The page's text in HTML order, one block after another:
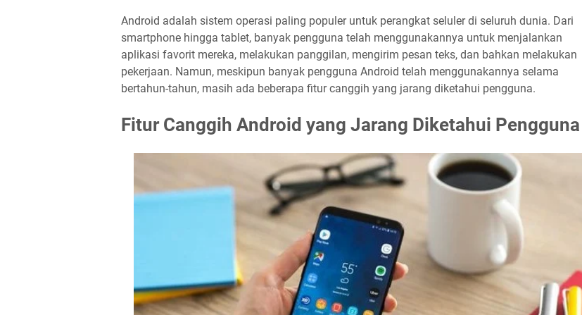
Android adalah sistem operasi paling populer untuk perangkat seluler di seluruh dunia. Dari
smartphone hingga tablet, banyak pengguna telah menggunakannya untuk menjalankan
aplikasi favorit mereka, melakukan panggilan, mengirim pesan teks, dan bahkan melakukan
pekerjaan. Namun, meskipun banyak pengguna Android telah menggunakannya selama
bertahun-tahun, masih ada beberapa fitur canggih yang jarang diketahui pengguna.
Fitur Canggih Android yang Jarang Diketahui Pengguna